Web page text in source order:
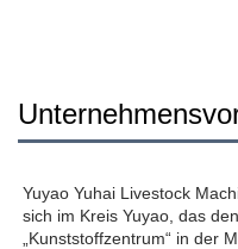
Yuyao Yuhai Livestock
sich im Kreis Yuyao, das
„Kunststoffzentrum“ in der